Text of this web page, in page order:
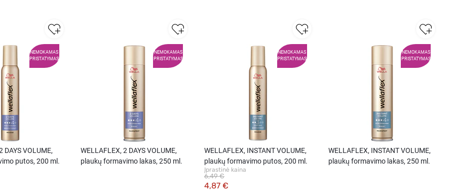
NEMOKAMAS
PRISTATYMAS
DAYS VOLUME,
putos, 200 ml.
NEMOKAMAS
PRISTATYMAS
WELLAFLEX, 2 DAYS VOLUME,
plaukų formavimo lakas, 250 ml.
NEMOKAMAS
PRISTATYMAS
WELLAFLEX, INSTANT VOLUME,
plaukų formavimo putos, 200 ml.
Įprastinė kaina
4,87 €
6,49 €
NEMOKAMAS
PRISTATYMAS
WELLAFLEX, INSTANT VOLUME,
plaukų formavimo lakas, 250 ml.